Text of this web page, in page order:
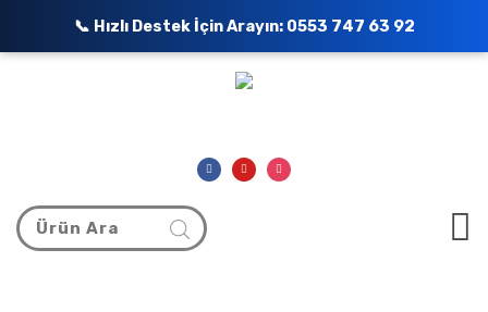
📞 Hızlı Destek İçin Arayın: 0553 747 63 92